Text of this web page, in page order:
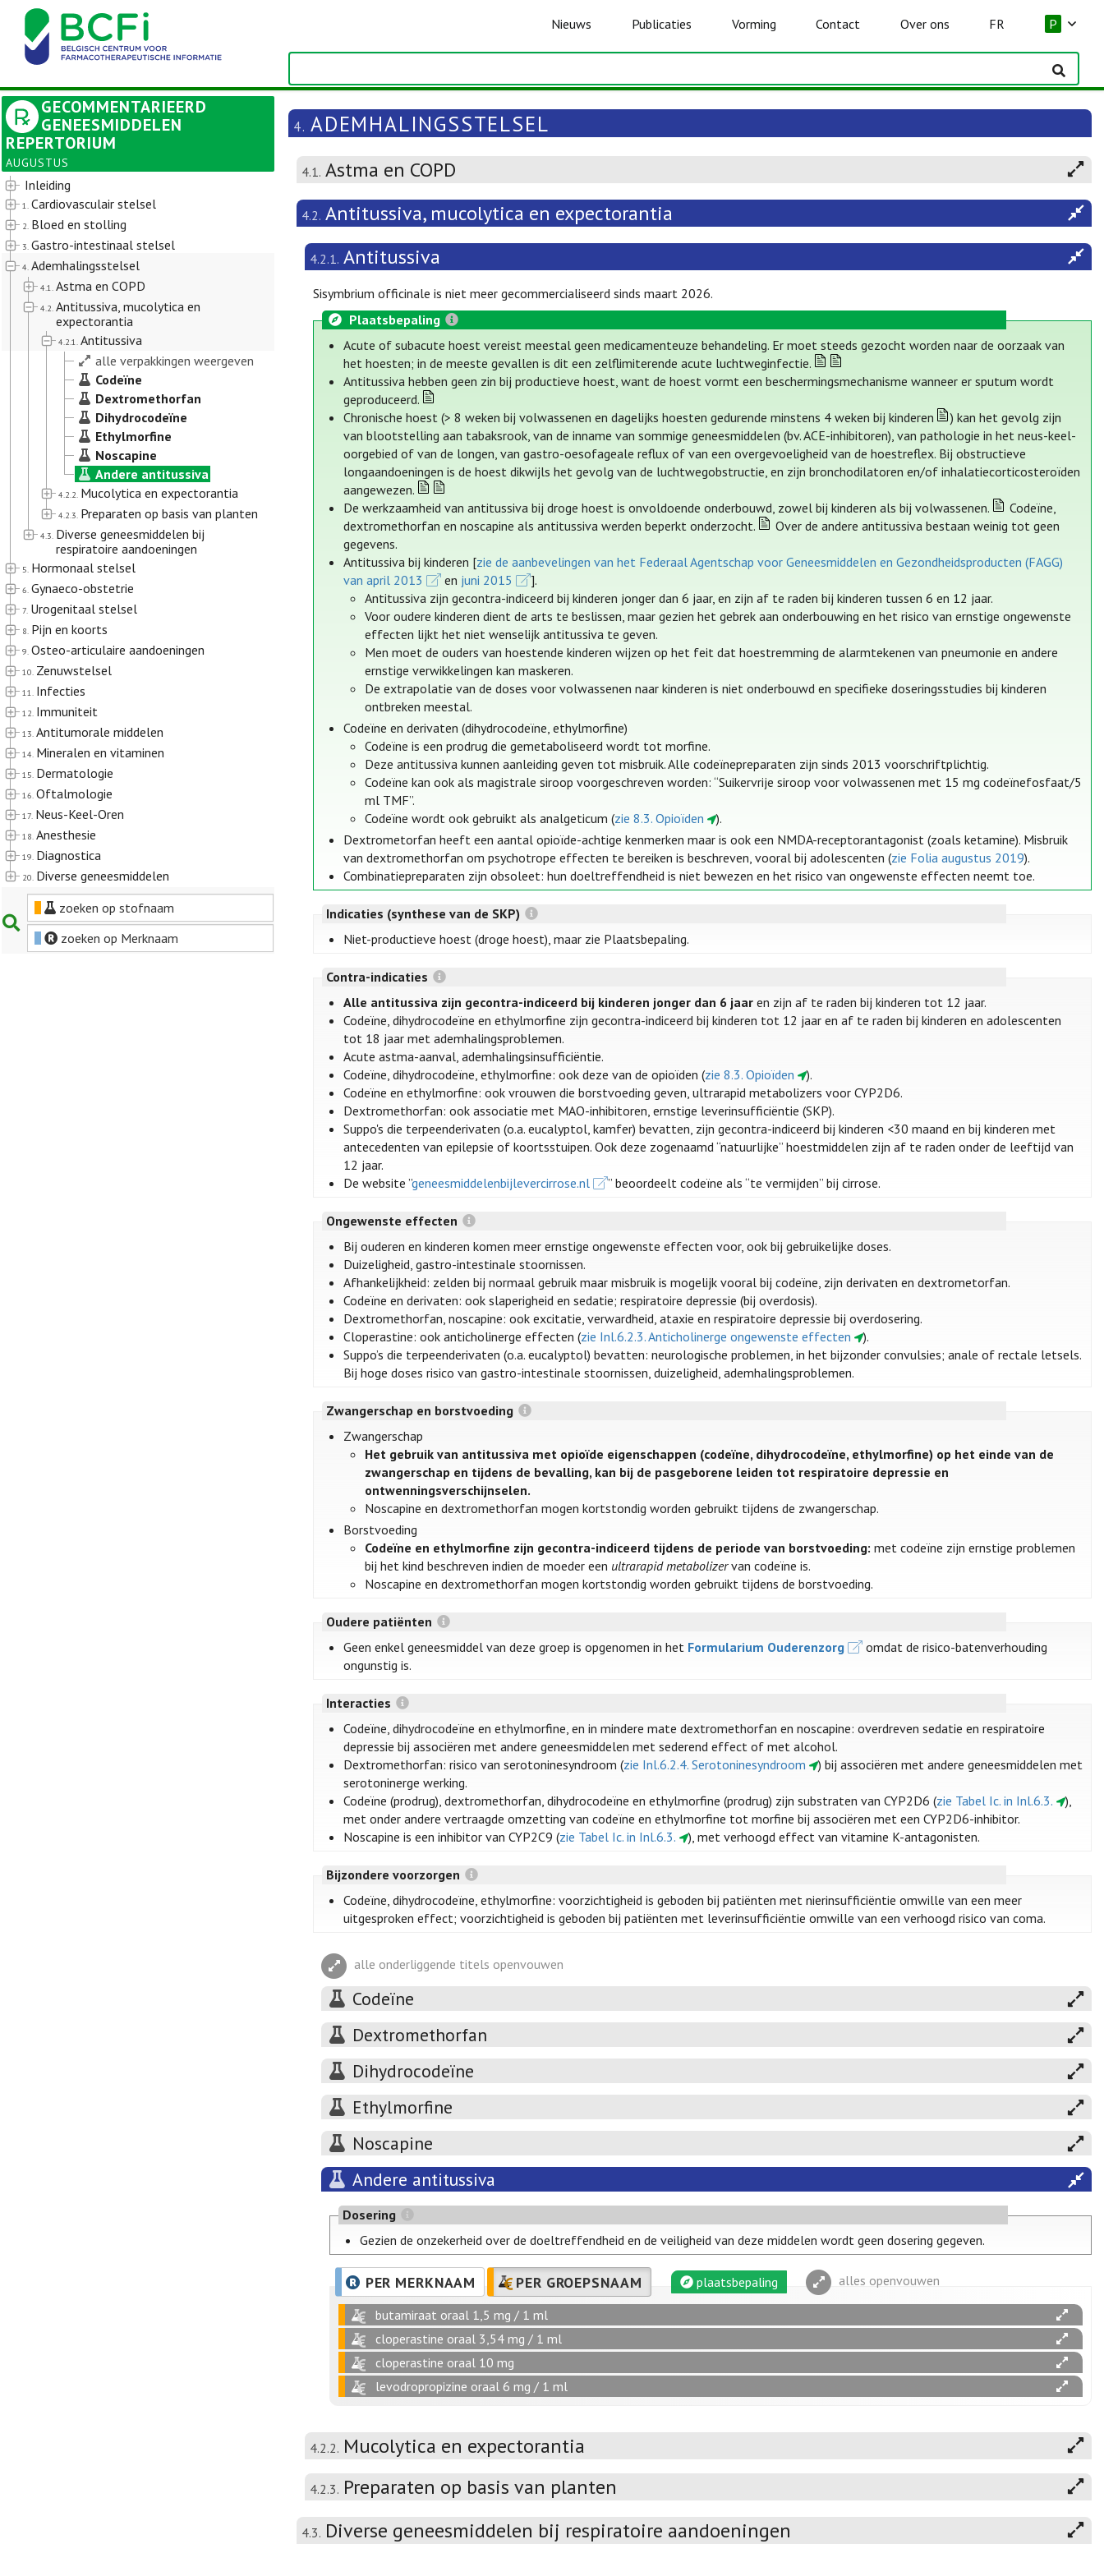
Nieuws Publicaties Vorming Contact Over ons FR P
GECOMMENTARIEERD
GENEESMIDDELEN
REPERTORIUM
AUGUSTUS
Inleiding
1. Cardiovasculair stelsel
2. Bloed en stolling
3. Gastro-intestinaal stelsel
4. Ademhalingsstelsel
4.1. Astma en COPD
4.2. Antitussiva, mucolytica en
expectorantia
4.2.1. Antitussiva
alle verpakkingen weergeven
Codeïne
Dextromethorfan
Dihydrocodeïne
Ethylmorfine
Noscapine
Andere antitussiva
4.2.2. Mucolytica en expectorantia
4.2.3. Preparaten op basis van planten
4.3. Diverse geneesmiddelen bij
respiratoire aandoeningen
5. Hormonaal stelsel
6. Gynaeco-obstetrie
7. Urogenitaal stelsel
8. Pijn en koorts
9. Osteo-articulaire aandoeningen
10. Zenuwstelsel
11. Infecties
12. Immuniteit
13. Antitumorale middelen
14. Mineralen en vitaminen
15. Dermatologie
16. Oftalmologie
17. Neus-Keel-Oren
18. Anesthesie
19. Diagnostica
20. Diverse geneesmiddelen
zoeken op stofnaam
zoeken op Merknaam
4. ADEMHALINGSSTELSEL
4.1. Astma en COPD
4.2. Antitussiva, mucolytica en expectorantia
4.2.1. Antitussiva
Sisymbrium officinale is niet meer gecommercialiseerd sinds maart 2026.
Plaatsbepaling
Acute of subacute hoest vereist meestal geen medicamenteuze behandeling. Er moet steeds gezocht worden naar de oorzaak van
het hoesten; in de meeste gevallen is dit een zelflimiterende acute luchtweginfectie.
Antitussiva hebben geen zin bij productieve hoest, want de hoest vormt een beschermingsmechanisme wanneer er sputum wordt
geproduceerd.
Chronische hoest (> 8 weken bij volwassenen en dagelijks hoesten gedurende minstens 4 weken bij kinderen
) kan het gevolg zijn
van blootstelling aan tabaksrook, van de inname van sommige geneesmiddelen (bv. ACE-inhibitoren), van pathologie in het neus-keel-
oorgebied of van de longen, van gastro-oesofageale reflux of van een overgevoeligheid van de hoestreflex. Bij obstructieve
longaandoeningen is de hoest dikwijls het gevolg van de luchtwegobstructie, en zijn bronchodilatoren en/of inhalatiecorticosteroïden
aangewezen.
De werkzaamheid van antitussiva bij droge hoest is onvoldoende onderbouwd, zowel bij kinderen als bij volwassenen.
Codeïne,
dextromethorfan en noscapine als antitussiva werden beperkt onderzocht.
Over de andere antitussiva bestaan weinig tot geen
gegevens.
Antitussiva bij kinderen [zie de aanbevelingen van het Federaal Agentschap voor Geneesmiddelen en Gezondheidsproducten (FAGG)
van april 2013
en juni 2015
].
Antitussiva zijn gecontra-indiceerd bij kinderen jonger dan 6 jaar, en zijn af te raden bij kinderen tussen 6 en 12 jaar.
Voor oudere kinderen dient de arts te beslissen, maar gezien het gebrek aan onderbouwing en het risico van ernstige ongewenste
effecten lijkt het niet wenselijk antitussiva te geven.
Men moet de ouders van hoestende kinderen wijzen op het feit dat hoestremming de alarmtekenen van pneumonie en andere
ernstige verwikkelingen kan maskeren.
De extrapolatie van de doses voor volwassenen naar kinderen is niet onderbouwd en specifieke doseringsstudies bij kinderen
ontbreken meestal.
Codeïne en derivaten (dihydrocodeïne, ethylmorfine)
Codeïne is een prodrug die gemetaboliseerd wordt tot morfine.
Deze antitussiva kunnen aanleiding geven tot misbruik. Alle codeïnepreparaten zijn sinds 2013 voorschriftplichtig.
Codeïne kan ook als magistrale siroop voorgeschreven worden: “Suikervrije siroop voor volwassenen met 15 mg codeïnefosfaat/5
ml TMF”.
Codeïne wordt ook gebruikt als analgeticum (zie 8.3. Opioïden
).
Dextrometorfan heeft een aantal opioïde-achtige kenmerken maar is ook een NMDA-receptorantagonist (zoals ketamine). Misbruik
van dextromethorfan om psychotrope effecten te bereiken is beschreven, vooral bij adolescenten (zie Folia augustus 2019).
Combinatiepreparaten zijn obsoleet: hun doeltreffendheid is niet bewezen en het risico van ongewenste effecten neemt toe.
Indicaties (synthese van de SKP)
Niet-productieve hoest (droge hoest), maar zie Plaatsbepaling.
Contra-indicaties
Alle antitussiva zijn gecontra-indiceerd bij kinderen jonger dan 6 jaar en zijn af te raden bij kinderen tot 12 jaar.
Codeïne, dihydrocodeïne en ethylmorfine zijn gecontra-indiceerd bij kinderen tot 12 jaar en af te raden bij kinderen en adolescenten
tot 18 jaar met ademhalingsproblemen.
Acute astma-aanval, ademhalingsinsufficiëntie.
Codeïne, dihydrocodeïne, ethylmorfine: ook deze van de opioïden (zie 8.3. Opioïden
).
Codeïne en ethylmorfine: ook vrouwen die borstvoeding geven, ultrarapid metabolizers voor CYP2D6.
Dextromethorfan: ook associatie met MAO-inhibitoren, ernstige leverinsufficiëntie (SKP).
Suppo's die terpeenderivaten (o.a. eucalyptol, kamfer) bevatten, zijn gecontra-indiceerd bij kinderen <30 maand en bij kinderen met
antecedenten van epilepsie of koortsstuipen. Ook deze zogenaamd “natuurlijke” hoestmiddelen zijn af te raden onder de leeftijd van
12 jaar.
De website ”geneesmiddelenbijlevercirrose.nl ” beoordeelt codeïne als “te vermijden” bij cirrose.
Ongewenste effecten
Bij ouderen en kinderen komen meer ernstige ongewenste effecten voor, ook bij gebruikelijke doses.
Duizeligheid, gastro-intestinale stoornissen.
Afhankelijkheid: zelden bij normaal gebruik maar misbruik is mogelijk vooral bij codeïne, zijn derivaten en dextrometorfan.
Codeïne en derivaten: ook slaperigheid en sedatie; respiratoire depressie (bij overdosis).
Dextromethorfan, noscapine: ook excitatie, verwardheid, ataxie en respiratoire depressie bij overdosering.
Cloperastine: ook anticholinerge effecten (zie Inl.6.2.3. Anticholinerge ongewenste effecten
).
Suppo’s die terpeenderivaten (o.a. eucalyptol) bevatten: neurologische problemen, in het bijzonder convulsies; anale of rectale letsels.
Bij hoge doses risico van gastro-intestinale stoornissen, duizeligheid, ademhalingsproblemen.
Zwangerschap en borstvoeding
Zwangerschap
Het gebruik van antitussiva met opioïde eigenschappen (codeïne, dihydrocodeïne, ethylmorfine) op het einde van de
zwangerschap en tijdens de bevalling, kan bij de pasgeborene leiden tot respiratoire depressie en
ontwenningsverschijnselen.
Noscapine en dextromethorfan mogen kortstondig worden gebruikt tijdens de zwangerschap.
Borstvoeding
Codeïne en ethylmorfine zijn gecontra-indiceerd tijdens de periode van borstvoeding: met codeïne zijn ernstige problemen
bij het kind beschreven indien de moeder een ultrarapid metabolizervan codeïne is.
Noscapine en dextromethorfan mogen kortstondig worden gebruikt tijdens de borstvoeding.
Oudere patiënten
Geen enkel geneesmiddel van deze groep is opgenomen in het Formularium Ouderenzorg
omdat de risico-batenverhouding
ongunstig is.
Interacties
Codeïne, dihydrocodeïne en ethylmorfine, en in mindere mate dextromethorfan en noscapine: overdreven sedatie en respiratoire
depressie bij associëren met andere geneesmiddelen met sederend effect of met alcohol.
Dextromethorfan: risico van serotoninesyndroom (zie Inl.6.2.4. Serotoninesyndroom
) bij associëren met andere geneesmiddelen met
serotoninerge werking.
Codeïne (prodrug), dextromethorfan, dihydrocodeïne en ethylmorfine (prodrug) zijn substraten van CYP2D6 (zie Tabel Ic. in Inl.6.3.
),
met onder andere vertraagde omzetting van codeïne en ethylmorfine tot morfine bij associëren met een CYP2D6-inhibitor.
Noscapine is een inhibitor van CYP2C9 (zie Tabel Ic. in Inl.6.3. ), met verhoogd effect van vitamine K-antagonisten.
Bijzondere voorzorgen
Codeïne, dihydrocodeïne, ethylmorfine: voorzichtigheid is geboden bij patiënten met nierinsufficiëntie omwille van een meer
uitgesproken effect; voorzichtigheid is geboden bij patiënten met leverinsufficiëntie omwille van een verhoogd risico van coma.
alle onderliggende titels openvouwen
Codeïne
Dextromethorfan
Dihydrocodeïne
Ethylmorfine
Noscapine
Andere antitussiva
Dosering
Gezien de onzekerheid over de doeltreffendheid en de veiligheid van deze middelen wordt geen dosering gegeven.
PER MERKNAAM PER GROEPSNAAM plaatsbepaling alles openvouwen
butamiraat oraal 1,5 mg / 1 ml
cloperastine oraal 3,54 mg / 1 ml
cloperastine oraal 10 mg
levodropropizine oraal 6 mg / 1 ml
4.2.2. Mucolytica en expectorantia
4.2.3. Preparaten op basis van planten
4.3. Diverse geneesmiddelen bij respiratoire aandoeningen